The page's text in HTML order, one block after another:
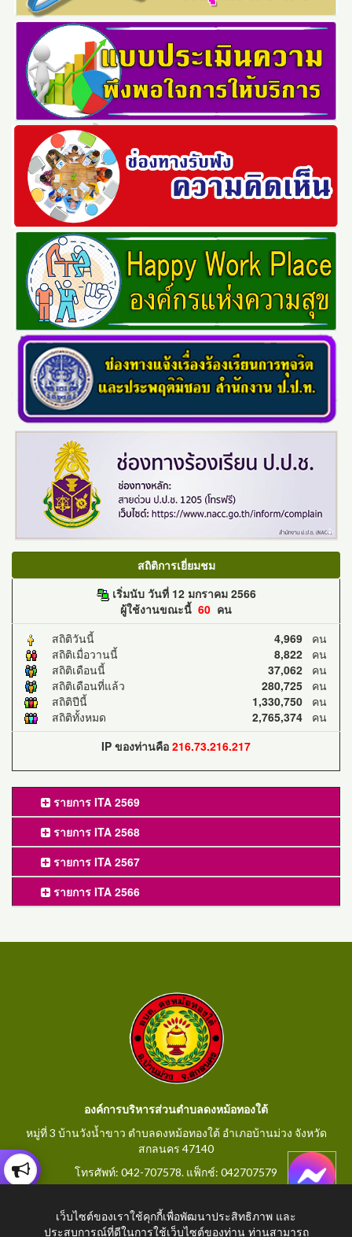
สถิติการเยี่ยมชม
เริ่มนับ วันที่ 12 มกราคม 2566
ผู้ใช้งานขณะนี้ 60 คน
สถิติวันนี้
4,969 คน
สถิติเมื่อวานนี้
8,822 คน
สถิติเดือนนี้
37,062 คน
สถิติเดือนที่แล้ว
280,725 คน
สถิติปีนี้
1,330,750 คน
สถิติทั้งหมด
2,765,374 คน
IP ของท่านคือ 216.73.216.217
รายการ ITA 2569
รายการ ITA 2568
รายการ ITA 2567
รายการ ITA 2566
องค์การบริหารส่วนตำบลดงหม้อทองใต้
หมู่ที่ 3 บ้านวังน้ำขาว ตำบลดงหม้อทองใต้ อำเภอบ้านม่วง จังหวัด
สกลนคร 47140
โทรศัพท์: 042-707578. แฟ็กช์: 042707579
เว็บไซต์ของเราใช้คุกกี้เพื่อพัฒนาประสิทธิภาพ และ
ประสบการณ์ที่ดีในการใช้เว็บไซต์ของท่าน ท่านสามารถ